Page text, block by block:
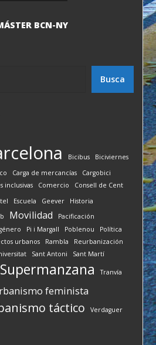
BCN-NY
Busca
Bicibus
Biciviernes
Carga de mercancías
Cargobici
inclusivas Comercio Consell de Cent
Escuela Geever
Historia
Movilidad
Pacificación
Pi i Margall Poblenou
Política
urbanos Rambla
Reurbanización
Sant Antoni Sant Martí
Supermanzana Tranvía
feminista
táctico
Verdaguer